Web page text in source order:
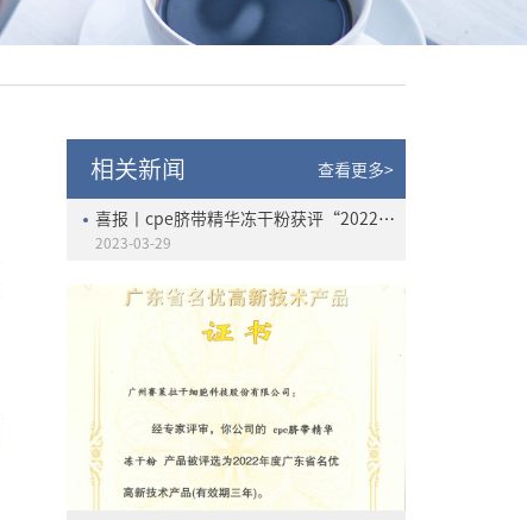
相关新闻 查看更多>
喜报丨cpe脐带精华冻干粉获评“2022年度广东省名优高新技术产品”
2023-03-29